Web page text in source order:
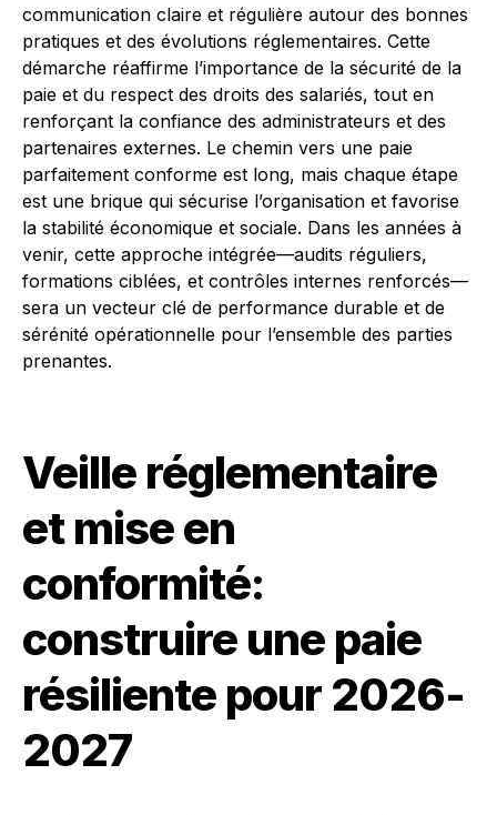
communication claire et régulière autour des bonnes
pratiques et des évolutions réglementaires. Cette
démarche réaffirme l’importance de la sécurité de la
paie et du respect des droits des salariés, tout en
renforçant la confiance des administrateurs et des
partenaires externes. Le chemin vers une paie
parfaitement conforme est long, mais chaque étape
est une brique qui sécurise l’organisation et favorise
la stabilité économique et sociale. Dans les années à
venir, cette approche intégrée—audits réguliers,
formations ciblées, et contrôles internes renforcés—
sera un vecteur clé de performance durable et de
sérénité opérationnelle pour l’ensemble des parties
prenantes.
Veille réglementaire
et mise en
conformité:
construire une paie
résiliente pour 2026-
2027